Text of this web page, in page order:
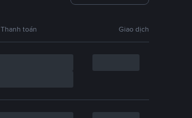
Thanh toán Giao dịch